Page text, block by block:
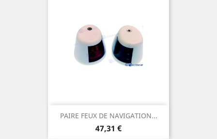
PAIRE FEUX DE NAVIGATION...
Prix
47,31 €